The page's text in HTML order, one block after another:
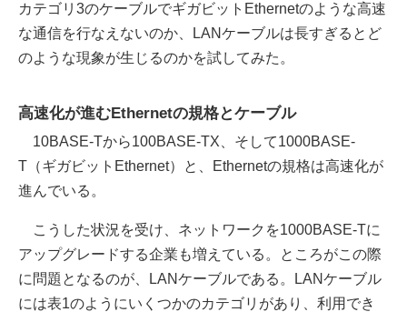
カテゴリ3のケーブルでギガビットEthernetのような高速
な通信を行なえないのか、LANケーブルは長すぎるとど
のような現象が生じるのかを試してみた。
高速化が進むEthernetの規格とケーブル
10BASE-Tから100BASE-TX、そして1000BASE-
T（ギガビットEthernet）と、Ethernetの規格は高速化が
進んでいる。
こうした状況を受け、ネットワークを1000BASE-Tに
アップグレードする企業も増えている。ところがこの際
に問題となるのが、LANケーブルである。LANケーブル
には表1のようにいくつかのカテゴリがあり、利用でき